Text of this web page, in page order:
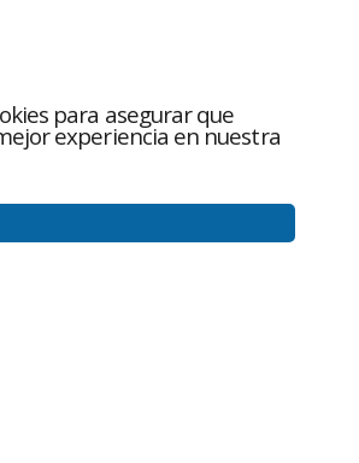
para asegurar que
experiencia en nuestra